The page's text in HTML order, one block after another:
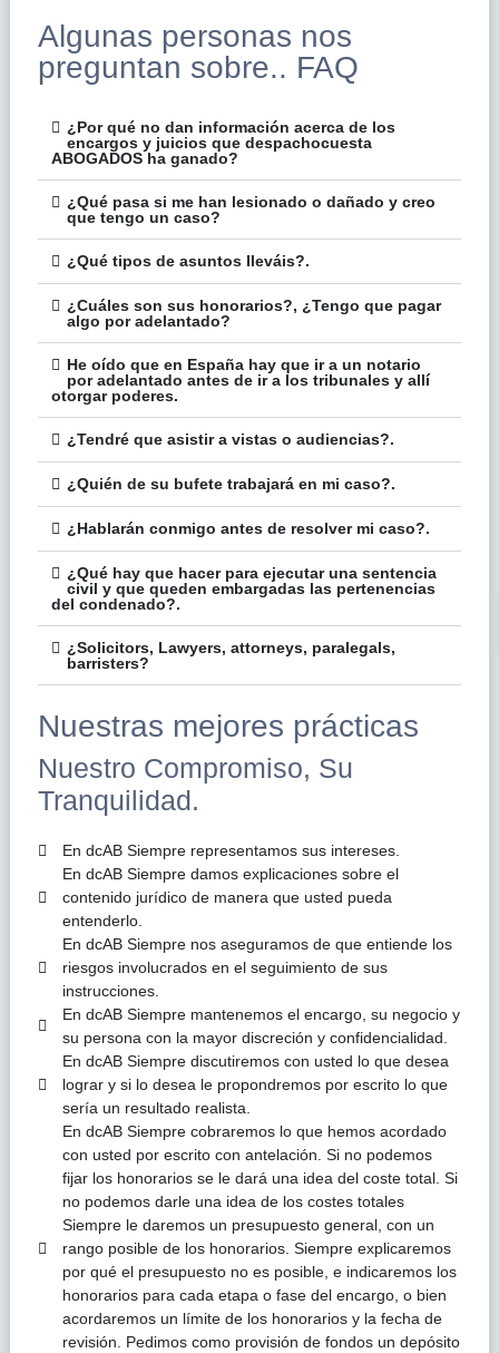
Algunas personas nos
preguntan sobre.. FAQ
¿Por qué no dan información acerca de los
encargos y juicios que despachocuesta
ABOGADOS ha ganado?
¿Qué pasa si me han lesionado o dañado y creo
que tengo un caso?
¿Qué tipos de asuntos lleváis?.
¿Cuáles son sus honorarios?, ¿Tengo que pagar
algo por adelantado?
He oído que en España hay que ir a un notario
por adelantado antes de ir a los tribunales y allí
otorgar poderes.
¿Tendré que asistir a vistas o audiencias?.
¿Quién de su bufete trabajará en mi caso?.
¿Hablarán conmigo antes de resolver mi caso?.
¿Qué hay que hacer para ejecutar una sentencia
civil y que queden embargadas las pertenencias
del condenado?.
¿Solicitors, Lawyers, attorneys, paralegals,
barristers?
Nuestras mejores prácticas
Nuestro Compromiso, Su
Tranquilidad.
En dcAB Siempre representamos sus intereses.
En dcAB Siempre damos explicaciones sobre el
contenido jurídico de manera que usted pueda
entenderlo.
En dcAB Siempre nos aseguramos de que entiende los
riesgos involucrados en el seguimiento de sus
instrucciones.
En dcAB Siempre mantenemos el encargo, su negocio y
su persona con la mayor discreción y confidencialidad.
En dcAB Siempre discutiremos con usted lo que desea
lograr y si lo desea le propondremos por escrito lo que
sería un resultado realista.
En dcAB Siempre cobraremos lo que hemos acordado
con usted por escrito con antelación. Si no podemos
fijar los honorarios se le dará una idea del coste total. Si
no podemos darle una idea de los costes totales
Siempre le daremos un presupuesto general, con un
rango posible de los honorarios. Siempre explicaremos
por qué el presupuesto no es posible, e indicaremos los
honorarios para cada etapa o fase del encargo, o bien
acordaremos un límite de los honorarios y la fecha de
revisión. Pedimos como provisión de fondos un depósito